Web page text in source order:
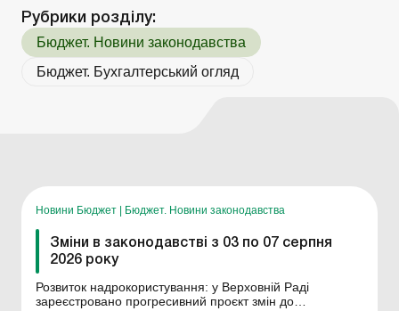
Рубрики розділу:
Бюджет. Новини законодавства
Бюджет. Бухгалтерський огляд
Новини Бюджет Бюджет. Новини законодавства
Зміни в законодавстві з 03 по 07 серпня
2026 року
Розвиток надрокористування: у Верховній Раді
зареєстровано прогресивний проєкт змін до